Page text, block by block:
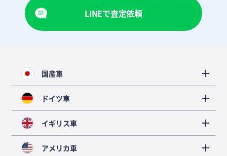
LINEで査定依頼
国産車
ドイツ車
イギリス車
アメリカ車